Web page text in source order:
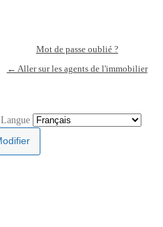
Mot de passe oublié ?
← Aller sur les agents de l'immobilier
Langue